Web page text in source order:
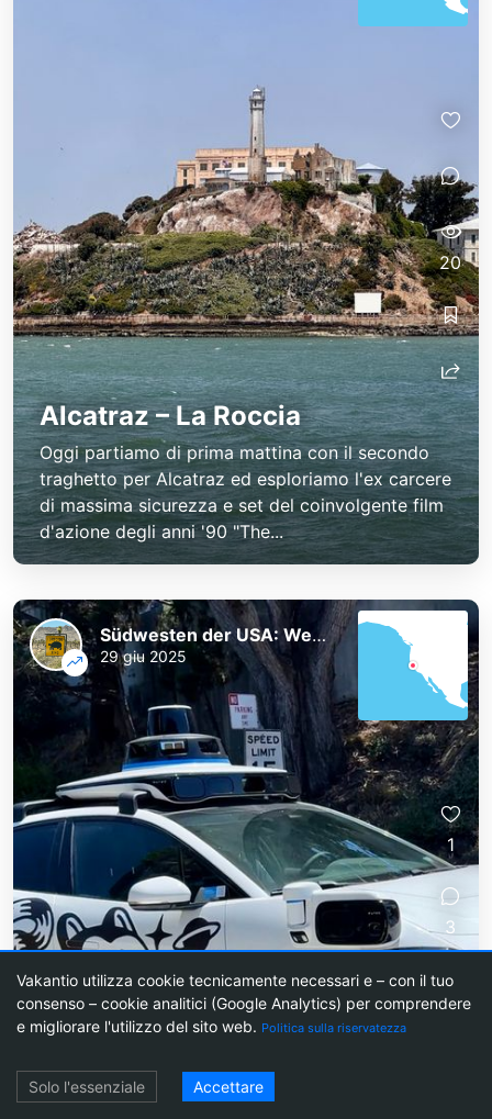
Alcatraz – La Roccia
Oggi partiamo di prima mattina con il secondo
traghetto per Alcatraz ed esploriamo l'ex carcere
di massima sicurezza e set del coinvolgente film
d'azione degli anni '90 "The...
20
Waymo – taxi autonomo del
futuro
Südwesten der USA: Westküste und Nationalparks
29 giu 2025
1
3
48
Vakantio utilizza cookie tecnicamente necessari e – con il tuo
consenso – cookie analitici (Google Analytics) per comprendere
e migliorare l'utilizzo del sito web. Politica sulla riservatezza
Solo l'essenziale Accettare